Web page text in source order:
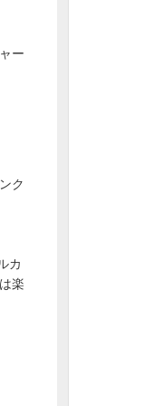
ー
ク
カ
楽